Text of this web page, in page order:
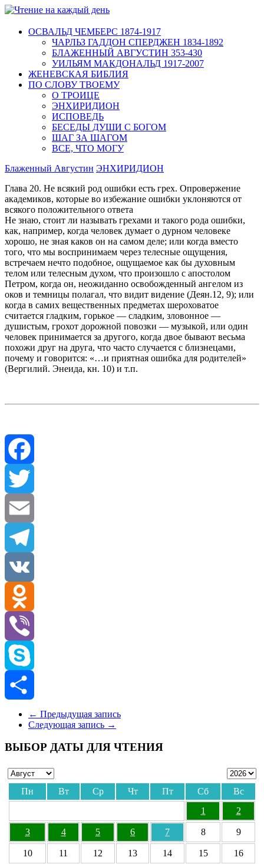
ОСВАЛЬД ЧЕМБЕРС 1874-1917
ЧАРЛЬЗ ГАДДОН СПЕРДЖЕН 1834-1892
БЛАЖЕННЫЙ АВГУСТИН 353-430
УИЛЬЯМ МАКДОНАЛЬД 1917-2007
ЖЕНЕВСКАЯ БИБЛИЯ
ПО СЛОВУ ТВОЕМУ
О ТРОИЦЕ
ЭНХИРИДИОН
ИСПОВЕДЬ
БЕСЕДЫ ДУШИ С БОГОМ
ШАГ ЗА ШАГОМ
ВСЕ, ЧТО МОГУ
Блаженный Августин ЭНХИРИДИОН
Глава 20. Не всякий род ошибки есть грех. Опровержение
академиков, которые во избежание ошибки уклоняются от
всякого положительного ответа
Не знаю, стоит ли называть грехами и такого рода ошибки,
как, например, когда человек думает о дурном человеке
хорошо, не зная каков он на самом деле; или когда вместо
того, что мы воспринимаем через телесные ощущения,
встречаем нечто подобное, ощущаемое как бы духовным
телом или телесным духом, что произошло с апостолом
Петром, когда он, неожиданно освобожденный ангелом из
оков и темницы полагал, что видит видение (Деян.12, 9); или
когда в самих вещественных предметах шероховатое
считается гладким, горькое — сладким, зловонное —
душистым, грохот дорожной повозки — музыкой, или один
человек принимается за другого, когда двое бывают весьма
похожи друг на друга, что часто случается с близнецами,
почему и говорится: «…и приятная ошибка для родителей»
(Вергилий. Энеида, кн. 10) и т.п.
Facebook
Twitter
Email
Telegram
VK
Odnoklassniki
Viber
Skype
Отправить
← Предыдущая запись
Следующая запись →
ВЫБОР ДАТЫ ДЛЯ ЧТЕНИЯ
Пн Вт Ср Чт Пт Сб
Вс
1
2
3 4 5 6 7 8 9
10 11 12 13 14 15 16